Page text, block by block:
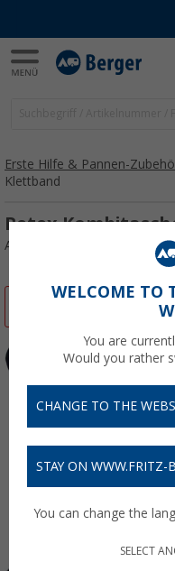
-20%
Mit
Erste Hilfe & Pannen-
Klettband
Petex
Art.-Nr.: 314478
WELCOME TO
You are
Would you rather
CHANGE TO THE
STAY ON WWW.FRITZ-
You can change the
SELECT